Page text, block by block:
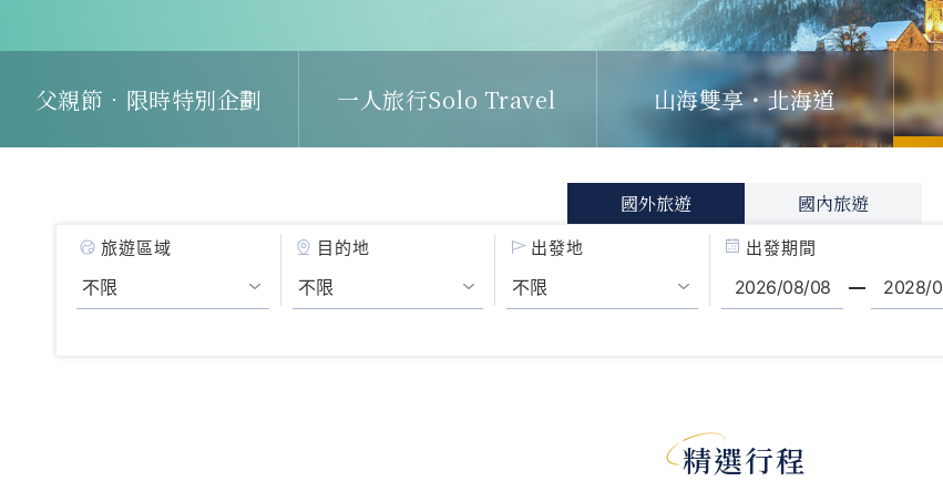
父親節．限時特別企劃 一人旅行Solo Travel 山海雙享・北海道
國外旅遊 國內旅遊
旅遊區域 目的地 出發地 出發期間
精選行程